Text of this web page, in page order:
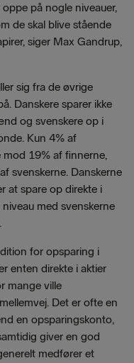
på nogle niveauer,
de skal blive stående
siger Max Gandrup,
sig fra de øvrige
Danskere sparer ikke
og svenskere op i
Kun 4% af
mod 19% af finnerne,
svenskerne. Danskerne
at spare op direkte i
med svenskerne
for opsparing i
enten direkte i aktier
mange ville
Det er ofte en
en opsparingskonto,
giver en god
medfører et